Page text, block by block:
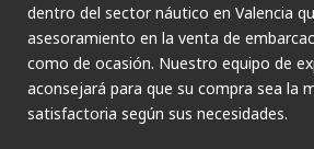
dentro del sector náutico en Valencia
asesoramiento en la venta de
como de ocasión. Nuestro equipo de
aconsejará para que su compra sea la
satisfactoria según sus necesidades.